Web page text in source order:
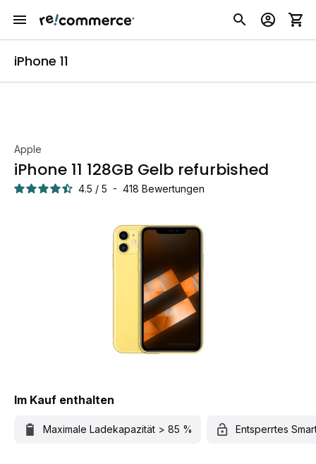
iPhone 11
Apple
iPhone 11 128GB Gelb refurbished
4.5 / 5 - 418 Bewertungen
Im Kauf enthalten
Maximale Ladekapazität > 85 % Entsperrtes